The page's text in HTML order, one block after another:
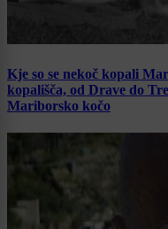
Kje so se nekoč kopali
kopališča, od Drave do
Mariborsko kočo